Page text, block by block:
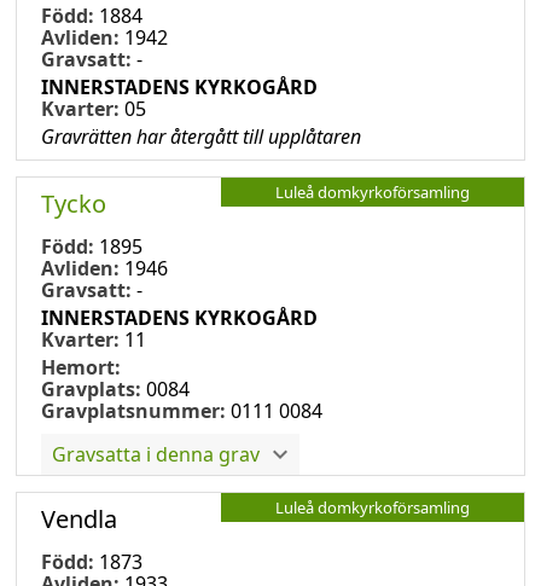
Född: 1884
Avliden: 1942
Gravsatt: -
INNERSTADENS KYRKOGÅRD
Kvarter: 05
Gravrätten har återgått till upplåtaren
Luleå domkyrkoförsamling
Tycko
Född: 1895
Avliden: 1946
Gravsatt: -
INNERSTADENS KYRKOGÅRD
Kvarter: 11
Hemort:
Gravplats: 0084
Gravplatsnummer: 0111 0084
Gravsatta i denna grav
Luleå domkyrkoförsamling
Vendla
Född: 1873